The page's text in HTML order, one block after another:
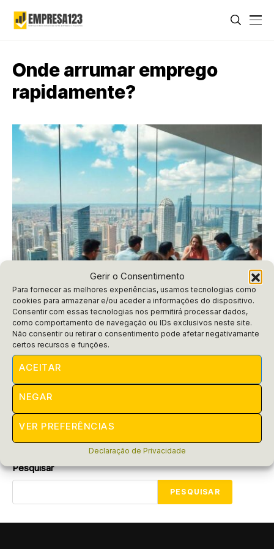
Gerir o Consentimento
Para fornecer as melhores experiências, usamos tecnologias como
cookies para armazenar e/ou aceder a informações do dispositivo.
Consentir com essas tecnologias nos permitirá processar dados,
como comportamento de navegação ou IDs exclusivos neste site.
Não consentir ou retirar o consentimento pode afetar negativamante
certos recursos e funções.
ACEITAR
NEGAR
VER PREFERÊNCIAS
Declaração de Privacidade
Onde arrumar emprego
rapidamente?
Empregos
As Melhores Áreas para Conseguir
Emprego Rapidamente
Descubra as melhores áreas para conseguir emprego
rapidamente! Prepare-se para abrir novas portas e
surpreender-se com as oportunidades que podem surgir.
Pesquisar
PESQUISAR